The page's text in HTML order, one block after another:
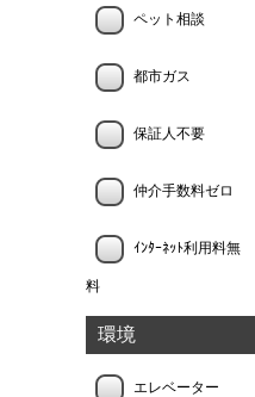
ペット相談
都市ガス
保証人不要
仲介手数料ゼロ
ｲﾝﾀｰﾈｯﾄ利用料無
料
環境
エレベーター